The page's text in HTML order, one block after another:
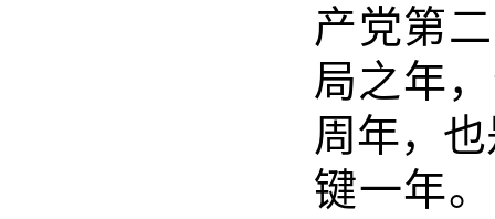
产党第
局之年
周年，
键一年